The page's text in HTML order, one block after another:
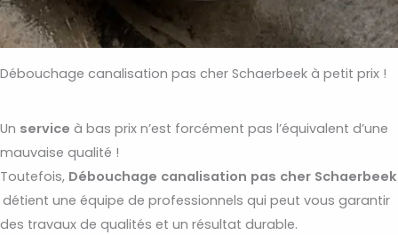
Débouchage canalisation pas cher Schaerbeek à petit prix !
Un service à bas prix n’est forcément pas l’équivalent d’une
mauvaise qualité !
Toutefois, Débouchage canalisation pas cher Schaerbeek
détient une équipe de professionnels qui peut vous garantir
des travaux de qualités et un résultat durable.